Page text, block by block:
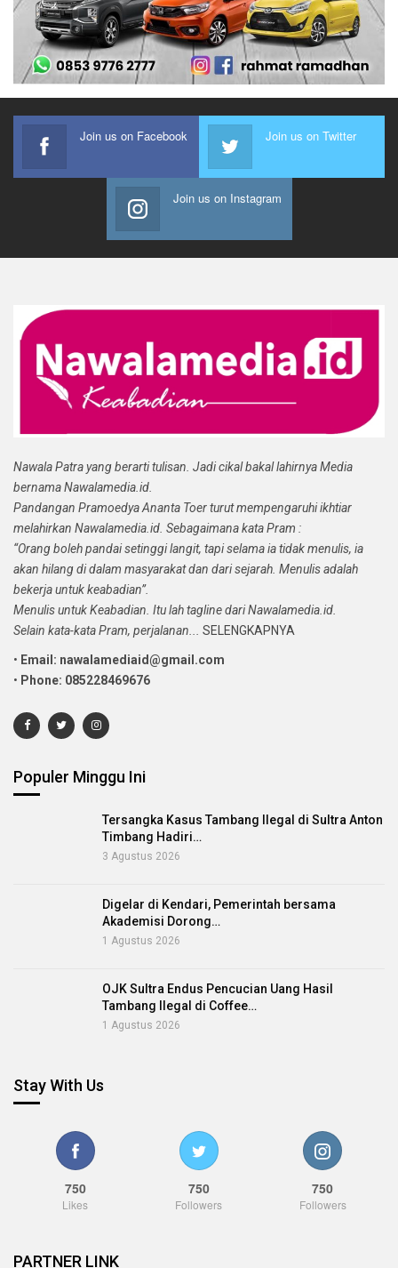
Join us on Facebook Join us on Twitter
Join us on Instagram
Nawala Patra yang berarti tulisan. Jadi cikal bakal lahirnya Media
bernama Nawalamedia.id.
Pandangan Pramoedya Ananta Toer turut mempengaruhi ikhtiar
melahirkan Nawalamedia.id. Sebagaimana kata Pram :
“Orang boleh pandai setinggi langit, tapi selama ia tidak menulis, ia
akan hilang di dalam masyarakat dan dari sejarah. Menulis adalah
bekerja untuk keabadian”.
Menulis untuk Keabadian. Itu lah tagline dari Nawalamedia.id.
Selain kata-kata Pram, perjalanan...
SELENGKAPNYA
• Email: nawalamediaid@gmail.com
• Phone: 085228469676
Populer Minggu Ini
Tersangka Kasus Tambang Ilegal di Sultra Anton
Timbang Hadiri…
3 Agustus 2026
Digelar di Kendari, Pemerintah bersama
Akademisi Dorong…
1 Agustus 2026
OJK Sultra Endus Pencucian Uang Hasil
Tambang Ilegal di Coffee…
1 Agustus 2026
Stay With Us
750
Likes
750
Followers
750
Followers
PARTNER LINK